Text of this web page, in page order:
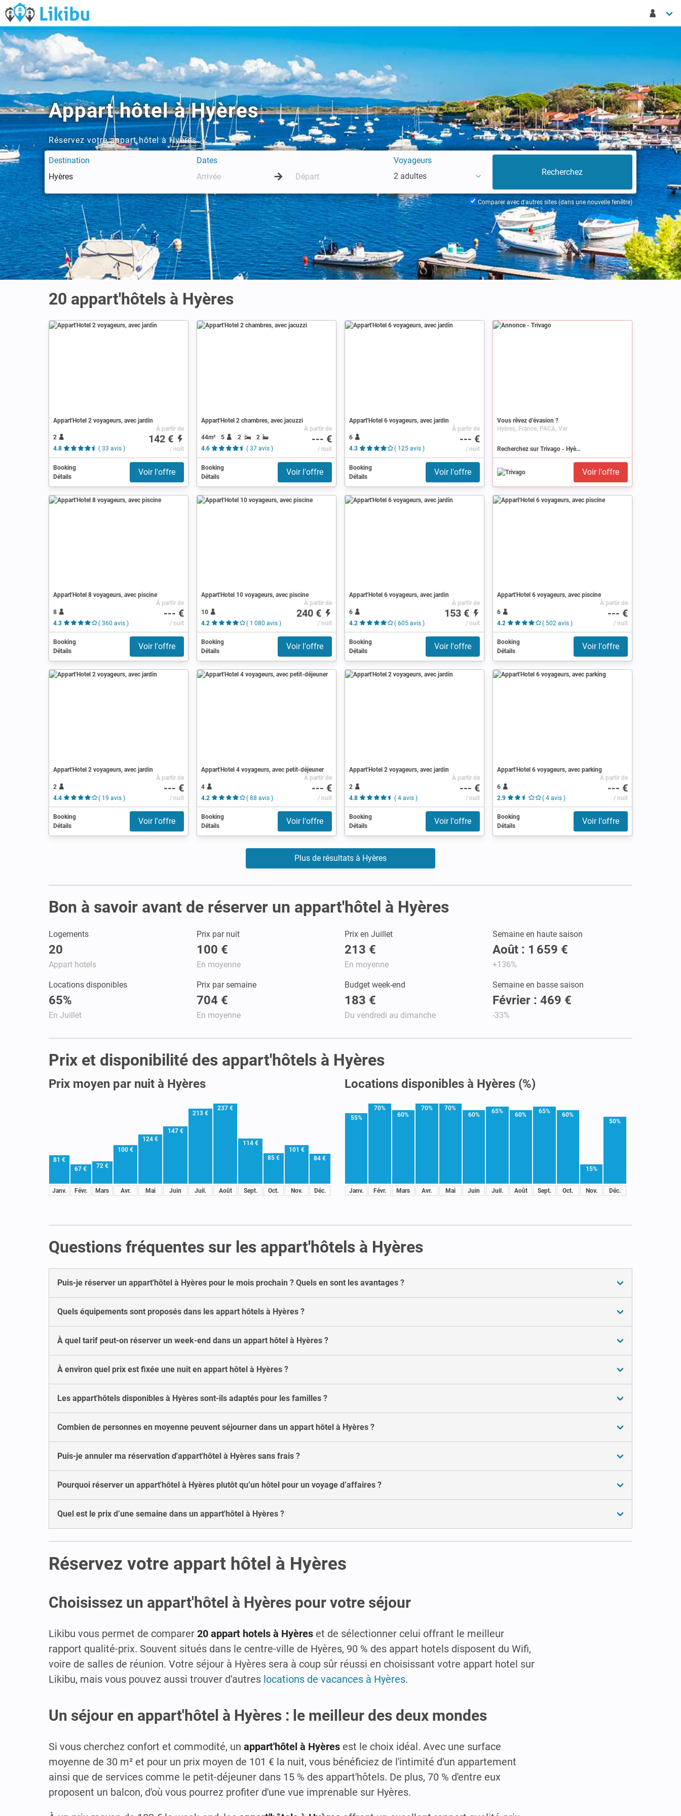
Appart hôtel à Hyères
Réservez votre appart hôtel à Hyères
Destination Dates
Voyageurs
2 adultes
Comparer avec d'autres sites (dans une nouvelle fenêtre)
20 appart'hôtels à Hyères
Appart'Hotel 2 voyageurs, avec jardin
2
4.8
( 33 avis )
À partir de
142 €
/ nuit
Booking
Détails
Voir l'offre
Appart'Hotel 2 chambres, avec jacuzzi
44m² 5 2
2
4.6
( 37 avis )
À partir de
--- €
/ nuit
Booking
Détails
Voir l'offre
Appart'Hotel 6 voyageurs, avec jardin
6
4.3
( 125 avis )
À partir de
--- €
/ nuit
Booking
Détails
Voir l'offre
Annonce
Vous rêvez d’évasion ?
Hyères, France, PACA, Var
Recherchez sur Trivago - Hyères
Voir l'offre
Appart'Hotel 8 voyageurs, avec piscine
8
4.3
( 360 avis )
À partir de
--- €
/ nuit
Booking
Détails
Voir l'offre
Appart'Hotel 10 voyageurs, avec piscine
10
4.2
( 1 080 avis )
À partir de
240 €
/ nuit
Booking
Détails
Voir l'offre
Appart'Hotel 6 voyageurs, avec jardin
6
4.2
( 605 avis )
À partir de
153 €
/ nuit
Booking
Détails
Voir l'offre
Appart'Hotel 6 voyageurs, avec piscine
6
4.2
( 502 avis )
À partir de
--- €
/ nuit
Booking
Détails
Voir l'offre
Appart'Hotel 2 voyageurs, avec jardin
2
4.4
( 19 avis )
À partir de
--- €
/ nuit
Booking
Détails
Voir l'offre
Appart'Hotel 4 voyageurs, avec petit-déjeuner
4
4.2
( 88 avis )
À partir de
--- €
/ nuit
Booking
Détails
Voir l'offre
Appart'Hotel 2 voyageurs, avec jardin
2
4.8
( 4 avis )
À partir de
--- €
/ nuit
Booking
Détails
Voir l'offre
Appart'Hotel 6 voyageurs, avec parking
6
2.9
( 4 avis )
À partir de
--- €
/ nuit
Booking
Détails
Voir l'offre
Plus de résultats à Hyères
Bon à savoir avant de réserver un appart'hôtel à Hyères
Logements
20
Appart hotels
Prix par nuit
100 €
En moyenne
Prix en Juillet
213 €
En moyenne
Semaine en haute saison
Août : 1 659 €
+136%
Locations disponibles
65%
En Juillet
Prix par semaine
704 €
En moyenne
Budget week-end
183 €
Du vendredi au dimanche
Semaine en basse saison
Février : 469 €
-33%
Prix et disponibilité des appart'hôtels à Hyères
Prix moyen par nuit à Hyères
81 €
Janv.
67 €
Févr.
72 €
Mars
100 €
Avr.
124 €
Mai
147 €
Juin
213 €
Juil.
237 €
Août
114 €
Sept.
85 €
Oct.
101 €
Nov.
84 €
Déc.
Locations disponibles à Hyères (%)
55%
Janv.
70%
Févr.
60%
Mars
70%
Avr.
70%
Mai
60%
Juin
65%
Juil.
60%
Août
65%
Sept.
60%
Oct.
15%
Nov.
50%
Déc.
Questions fréquentes sur les appart'hôtels à Hyères
Puis-je réserver un appart'hôtel à Hyères pour le mois prochain ? Quels en sont les avantages ?
Quels équipements sont proposés dans les appart hôtels à Hyères ?
À quel tarif peut-on réserver un week-end dans un appart hôtel à Hyères ?
À environ quel prix est fixée une nuit en appart hôtel à Hyères ?
Les appart'hôtels disponibles à Hyères sont-ils adaptés pour les familles ?
Combien de personnes en moyenne peuvent séjourner dans un appart hôtel à Hyères ?
Puis-je annuler ma réservation d'appart'hôtel à Hyères sans frais ?
Pourquoi réserver un appart'hôtel à Hyères plutôt qu’un hôtel pour un voyage d’affaires ?
Quel est le prix d’une semaine dans un appart'hôtel à Hyères ?
Réservez votre appart hôtel à Hyères
Choisissez un appart'hôtel à Hyères pour votre séjour
Likibu vous permet de comparer 20 appart hotels à Hyères et de sélectionner celui offrant le meilleur
rapport qualité-prix. Souvent situés dans le centre-ville de Hyères, 90 % des appart hotels disposent du Wifi,
voire de salles de réunion. Votre séjour à Hyères sera à coup sûr réussi en choisissant votre appart hotel sur
Likibu, mais vous pouvez aussi trouver d'autres locations de vacances à Hyères.
Un séjour en appart'hôtel à Hyères : le meilleur des deux mondes
Si vous cherchez confort et commodité, un appart'hôtel à Hyères est le choix idéal. Avec une surface
moyenne de 30 m² et pour un prix moyen de 101 € la nuit, vous bénéficiez de l'intimité d'un appartement
ainsi que de services comme le petit-déjeuner dans 15 % des appart'hôtels. De plus, 70 % d'entre eux
proposent un balcon, d'où vous pourrez profiter d'une vue imprenable sur Hyères.